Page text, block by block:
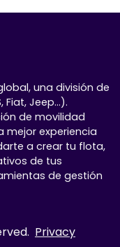
una división de
Fiat, Jeep...).
de movilidad
mejor experiencia
a crear tu flota,
de tus
de gestión
Privacy